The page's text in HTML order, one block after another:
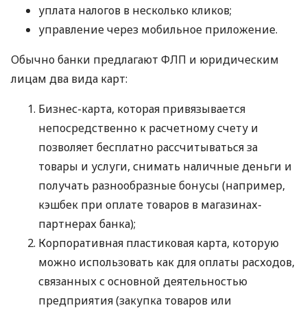
уплата налогов в несколько кликов;
управление через мобильное приложение.
Обычно банки предлагают ФЛП и юридическим
лицам два вида карт:
Бизнес-карта, которая привязывается
непосредственно к расчетному счету и
позволяет бесплатно рассчитываться за
товары и услуги, снимать наличные деньги и
получать разнообразные бонусы (например,
кэшбек при оплате товаров в магазинах-
партнерах банка);
Корпоративная пластиковая карта, которую
можно использовать как для оплаты расходов,
связанных с основной деятельностью
предприятия (закупка товаров или